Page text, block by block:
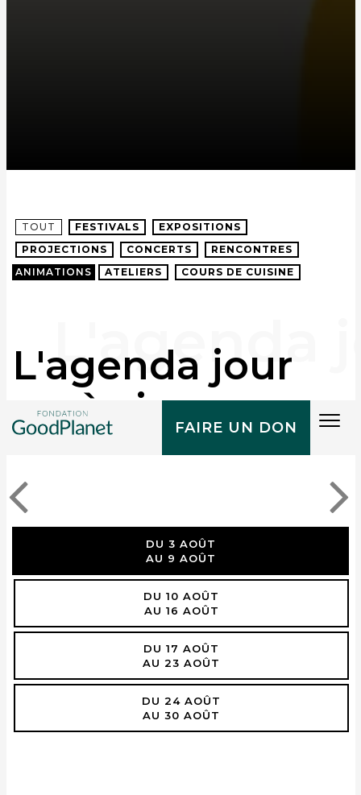
FAIRE UN DON
TOUT FESTIVALS
EXPOSITIONS
PROJECTIONS
CONCERTS
RENCONTRES
ANIMATIONS
ATELIERS COURS DE CUISINE
L'agenda jour
après jour
DU 3 AOÛT
AU 9 AOÛT
DU 10 AOÛT
AU 16 AOÛT
DU 17 AOÛT
AU 23 AOÛT
DU 24 AOÛT
AU 30 AOÛT